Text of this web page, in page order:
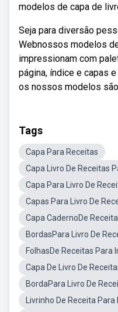
modelos de capa de
Seja para diversão
Webnossos modelos
impressionam com
página, índice e capas
os nossos modelos
Tags
Capa Para Receitas
Capa Livro De Receitas
Capa Para Livro De
Capas Para Livro De
Capa CadernoDe
BordasPara Livro De
FolhasDe Receitas Para
Capa De Livro De
BordaPara Livro De
Livrinho De Receita